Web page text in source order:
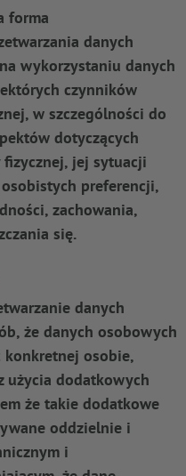
forma
danych
wykorzystaniu danych
czynników
w szczególności do
dotyczących
jej sytuacji
preferencji,
zachowania,
się.
danych
że danych osobowych
konkretnej osobie,
użycia dodatkowych
że takie dodatkowe
oddzielnie i
i